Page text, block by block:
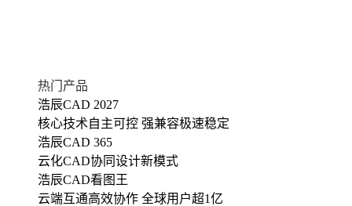
热门产品
浩辰CAD 2027
核心技术自主可控 强兼容极速稳定
浩辰CAD 365
云化CAD协同设计新模式
浩辰CAD看图王
云端互通高效协作 全球用户超1亿